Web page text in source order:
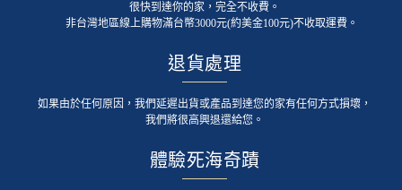
很快到達你的家，完全不收費。
非台灣地區線上購物滿台幣3000元(約美金100元)不收取運費。
退貨處理
如果由於任何原因，我們延遲出貨或產品到達您的家有任何方式損壞，
我們將很高興退還給您。
體驗死海奇蹟